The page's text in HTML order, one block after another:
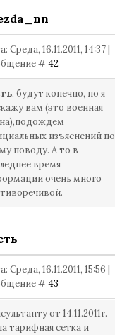
Среда, 16.11.2011, 14:37 |
#42
, будут конечно, но я
вам (это военная
изъяснений по
поводу. А то в
время
очень много
Среда, 16.11.2011, 15:56 |
#43
от 14.11.2011г.
тарифная сетка и